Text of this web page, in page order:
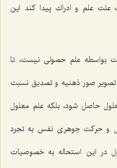
علم و ادراك پیدا كند این
بواسطه علم حصولى نیست، تا
تصویر صور ذهنیه و تصدیق نسبت
حاصل شود، بلكه علم معلول
و حركت جوهرى نفس به تجرد
در این استحاله به خصوصیات